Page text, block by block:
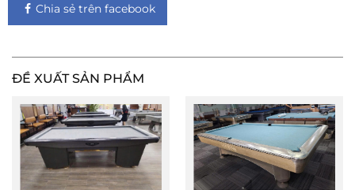
Chia sẻ trên facebook
ĐỀ XUẤT SẢN PHẨM